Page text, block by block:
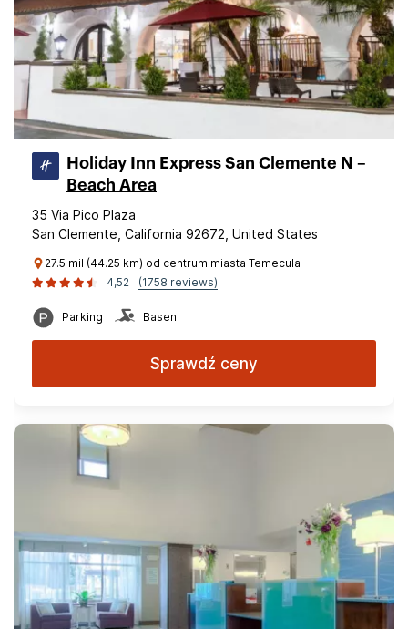
Holiday Inn Express San Clemente N –
Beach Area
35 Via Pico Plaza
San Clemente, California 92672, United States
27.5 mil (44.25 km) od centrum miasta Temecula
4,52
(1758 reviews)
Parking Basen
Sprawdź ceny